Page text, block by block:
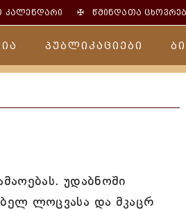
კალენდარი ✠წმინდათა
პუბლიკაციები
უდაბნოში
ლოცვასა და მკაცრ